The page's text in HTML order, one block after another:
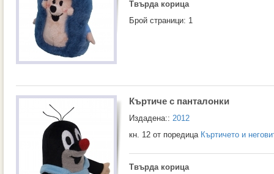
Твърда корица
Брой страници: 1
Къртиче с панталонки
Издадена:: 2012
кн. 12 от поредица Къртичето и
Твърда корица